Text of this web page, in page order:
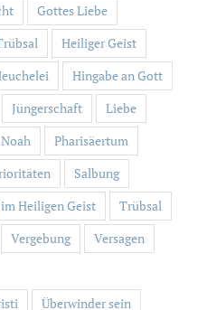
Gottes Liebe
Heiliger Geist
Hingabe an Gott
Jüngerschaft
Liebe
Noah
Pharisäertum
Salbung
Heiligen Geist
Trübsal
Vergebung
Versagen
Überwinder sein